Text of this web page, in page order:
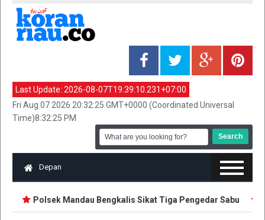
Last Update: 2026-08-07T19:39:10.231+07:00
Fri Aug 07 2026 20:32:25 GMT+0000 (Coordinated Universal
Time)8:32:25 PM
Depan
Polsek Mandau Bengkalis Sikat Tiga Pengedar Sabu